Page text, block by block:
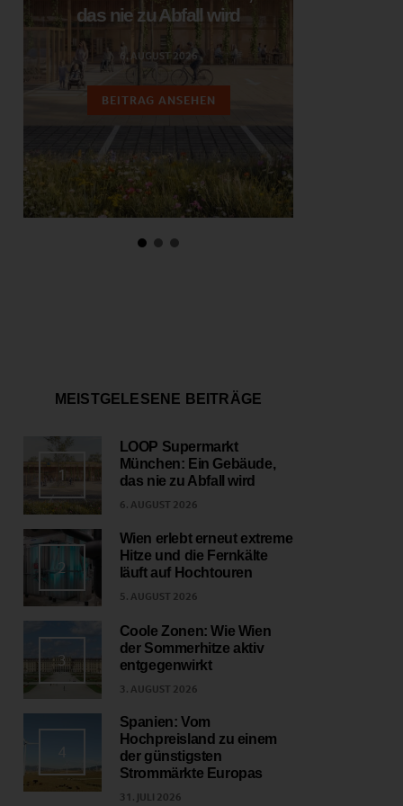
das nie zu Abfall wird
6. AUGUST 2026
BEITRAG ANSEHEN
MEISTGELESENE BEITRÄGE
1
LOOP Supermarkt
München: Ein Gebäude,
das nie zu Abfall wird
6. AUGUST 2026
2
Wien erlebt erneut extreme
Hitze und die Fernkälte
läuft auf Hochtouren
5. AUGUST 2026
3
Coole Zonen: Wie Wien
der Sommerhitze aktiv
entgegenwirkt
3. AUGUST 2026
4
Spanien: Vom
Hochpreisland zu einem
der günstigsten
Strommärkte Europas
31. JULI 2026